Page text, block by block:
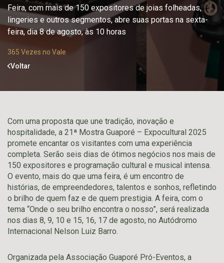
Feira, com mais de 150 expositores de joias folheadas,
lingeries e outros segmentos, abre suas portas na sexta-
feira, dia 8 de agosto, às 10 horas
365 Vezes no Vale
Voltar
Com uma proposta que une tradição, inovação e
hospitalidade, a 21ª Mostra Guaporé – Expocultural 2025
promete encantar os visitantes com uma experiência
completa. Serão seis dias de ótimos negócios nos mais de
150 expositores e programação cultural e musical intensa.
O evento, mais do que uma feira, é um encontro de
histórias, de empreendedores, talentos e sonhos, refletindo
o brilho de quem faz e de quem prestigia. A feira, com o
tema “Onde o seu brilho encontra o nosso”, será realizada
nos dias 8, 9, 10 e 15, 16, 17 de agosto, no Autódromo
Internacional Nelson Luiz Barro.
Organizada pela Associação Guaporé Pró-Eventos, a